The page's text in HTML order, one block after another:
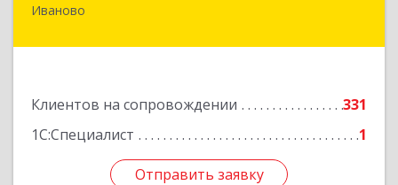
Иваново
Клиентов на сопровождении
331
1С:Специалист
1
Отправить заявку
153000, Ивановская обл, Иваново г, Аптечный
Отправить заявку